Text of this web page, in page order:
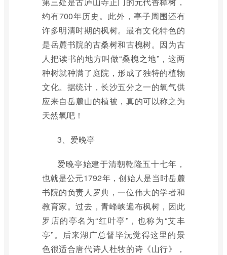
约有700年历史。此外，亭子周围还有
许多明清时期的枫树。最有文化特色的
是岳麓书院的古桑树和古槐树。因为古
人把读书的地方叫做“桑槐之地”，这两
种树就种满了庭院，形成了独特的植物
文化。据统计，长沙五分之一的氧气供
应来自岳麓山的植被，真的可以称之为
天然氧吧！
3、爱晚亭
爱晚亭始建于清朝乾隆五十七年，
也就是公元1792年，创始人是当时岳麓
书院的负责人罗典，一位伟大的学者和
教育家。过去，青峰峡遍布枫树，因此
罗店的亭名为“红叶亭”，也称为“艾丰
亭”。后来湖广总督毕沅觉得这里的景
色很适合唐代诗人杜牧的诗《山行》，